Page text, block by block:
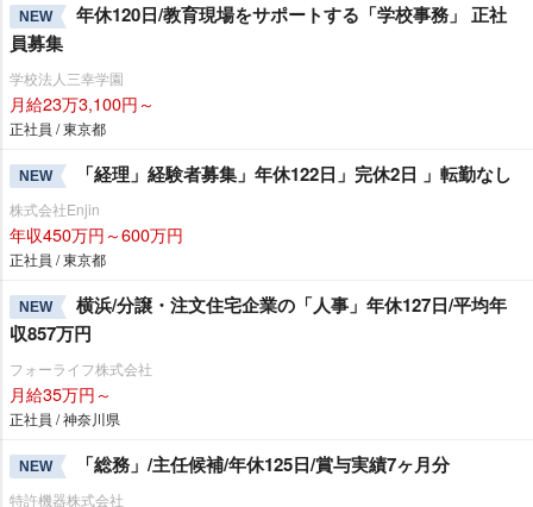
NEW
年休120日/教育現場をサポートする「学校事務」 正社
員募集
学校法人三幸学園
月給23万3,100円～
正社員 / 東京都
NEW 「経理」経験者募集」年休122日」完休2日 」転勤なし
株式会社Enjin
年収450万円～600万円
正社員 / 東京都
NEW
横浜/分譲・注文住宅企業の「人事」年休127日/平均年
収857万円
フォーライフ株式会社
月給35万円～
正社員 / 神奈川県
NEW 「総務」/主任候補/年休125日/賞与実績7ヶ月分
特許機器株式会社